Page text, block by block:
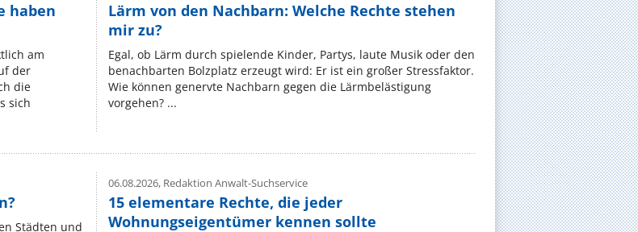
haben
am
der
die
sich
Lärm von den Nachbarn: Welche Rechte stehen
mir zu?
Egal, ob Lärm durch spielende Kinder, Partys, laute Musik oder den
benachbarten Bolzplatz erzeugt wird: Er ist ein großer Stressfaktor.
Wie können genervte Nachbarn gegen die Lärmbelästigung
vorgehen? ...
Städten und
06.08.2026,Redaktion Anwalt-Suchservice
15 elementare Rechte, die jeder
Wohnungseigentümer kennen sollte